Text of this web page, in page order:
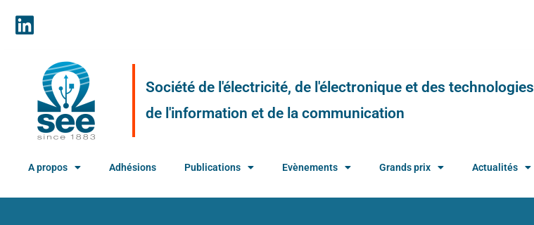
Société de l'électricité, de l'électronique et des technologies
de l'information et de la communication
A propos Adhésions Publications Evènements Grands prix Actualités